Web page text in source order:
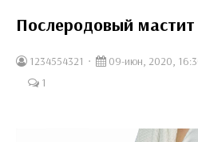
Послеродовый мастит
1234554321 09-июн, 2020,
1